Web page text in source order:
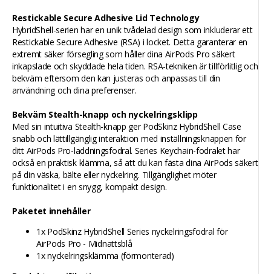
Restickable Secure Adhesive Lid Technology
HybridShell-serien har en unik tvådelad design som inkluderar ett
Restickable Secure Adhesive (RSA) i locket. Detta garanterar en
extremt säker försegling som håller dina AirPods Pro säkert
inkapslade och skyddade hela tiden. RSA-tekniken är tillförlitlig och
bekväm eftersom den kan justeras och anpassas till din
användning och dina preferenser.
Bekväm Stealth-knapp och nyckelringsklipp
Med sin intuitiva Stealth-knapp ger PodSkinz HybridShell Case
snabb och lättillgänglig interaktion med inställningsknappen för
ditt AirPods Pro-laddningsfodral. Series Keychain-fodralet har
också en praktisk klämma, så att du kan fästa dina AirPods säkert
på din väska, bälte eller nyckelring. Tillgänglighet möter
funktionalitet i en snygg, kompakt design.
Paketet innehåller
1x PodSkinz HybridShell Series nyckelringsfodral för
AirPods Pro - Midnattsblå
1x nyckelringsklämma (förmonterad)